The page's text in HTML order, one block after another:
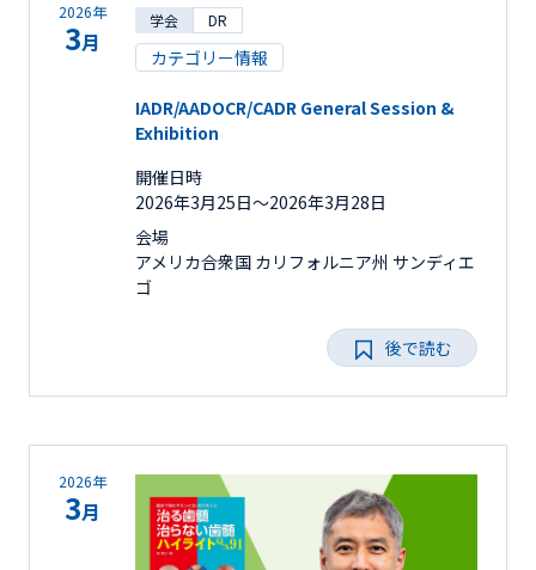
2026年
3月
学会 DR
カテゴリー情報
IADR/AADOCR/CADR General Session &
Exhibition
開催日時
2026年3月25日〜2026年3月28日
会場
アメリカ合衆国 カリフォルニア州 サンディエ
ゴ
後で読む
2026年
3月